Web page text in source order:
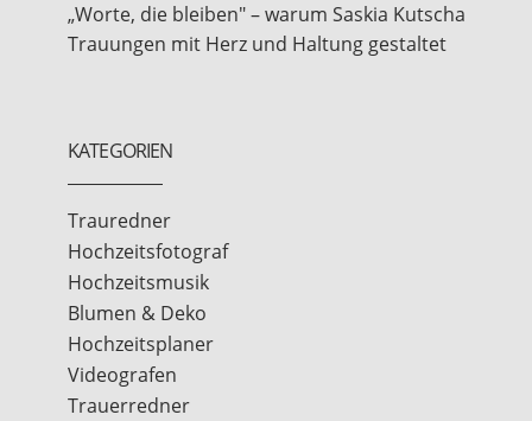
„Worte, die bleiben" – warum Saskia Kutscha
Trauungen mit Herz und Haltung gestaltet
KATEGORIEN
Trauredner
Hochzeitsfotograf
Hochzeitsmusik
Blumen & Deko
Hochzeitsplaner
Videografen
Trauerredner